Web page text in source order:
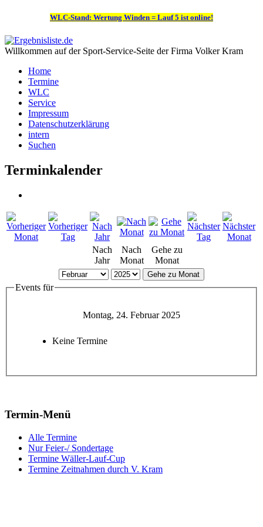
WLC-Stand: Wertung Winden = Lauf 5 ist online!
Willkommen auf der Sport-Service-Seite der Firma Volker Kram
Home
Termine
WLC
Service
Impressum
Datenschutzerklärung
intern
Suchen
Terminkalender
Nach
Jahr
Nach
Monat
Gehe zu
Monat
Gehe zu Monat
Events für
Montag, 24. Februar 2025
Keine Termine
Termin-Menü
Alle Termine
Nur Feier-/ Sondertage
Termine Wäller-Lauf-Cup
Termine Zeitnahmen durch V. Kram